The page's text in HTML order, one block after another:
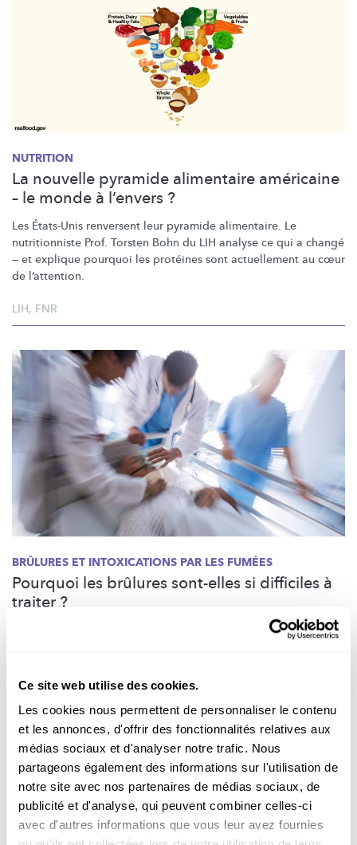
Ce site web utilise des cookies.
Les cookies nous permettent de personnaliser le contenu
et les annonces, d'offrir des fonctionnalités relatives aux
médias sociaux et d'analyser notre trafic. Nous
partageons également des informations sur l'utilisation de
notre site avec nos partenaires de médias sociaux, de
publicité et d'analyse, qui peuvent combiner celles-ci
avec d'autres informations que vous leur avez fournies
NUTRITION
La nouvelle pyramide alimentaire américaine
– le monde à l’envers ?
Les États-Unis renversent leur pyramide alimentaire. Le
nutritionniste Prof. Torsten Bohn du LIH analyse ce qui a changé
— et explique pourquoi les protéines sont actuellement au cœur
de l’attention.
LIH, FNR
BRÛLURES ET INTOXICATIONS PAR LES FUMÉES
Pourquoi les brûlures sont-elles si difficiles à
traiter ?
La peau est notre plus grand organe. Que faut-il faire si l’on
complexe ?
FNR